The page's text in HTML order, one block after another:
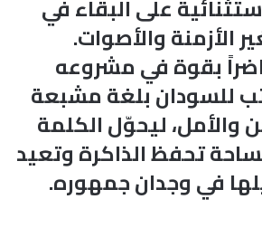
على البقاء في
الأزمنة والأصوات.
بقوة في مشروعه
للسودان بلغة مشبعة
والأمل، ليحوّل الكلمة
تحفظ الذاكرة وتعيد
في وجدان جمهوره.